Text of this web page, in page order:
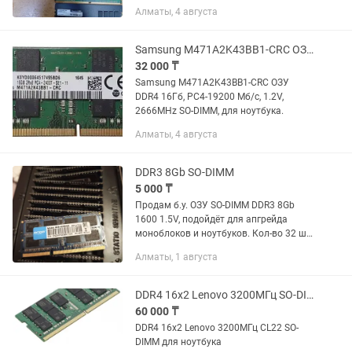
4GB — 6 000 so-dimm ddr4 8GB — 20 000
Алматы, 4 августа
Samsung M471A2K43BB1-CRC ОЗУ DDR4 16Гб, PC4-19200 Мб/с, 1.2V, 2666MHz SO-DI
32 000 ₸
Samsung M471A2K43BB1-CRC ОЗУ
DDR4 16Гб, PC4-19200 Мб/с, 1.2V,
2666MHz SO-DIMM, для ноутбука.
Алматы, 4 августа
DDR3 8Gb SO-DIMM
5 000 ₸
Продам б.у. ОЗУ SO-DIMM DDR3 8Gb
1600 1.5V, подойдёт для апгрейда
моноблоков и ноутбуков. Кол-во 32 шт.
Алматы, 1 августа
DDR4 16x2 Lenovo 3200МГц SO-DIMM
60 000 ₸
DDR4 16x2 Lenovo 3200МГц CL22 SO-
DIMM для ноутбука